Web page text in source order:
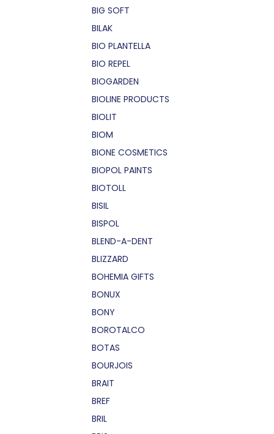
BIG SOFT
BILAK
BIO PLANTELLA
BIO REPEL
BIOGARDEN
BIOLINE PRODUCTS
BIOLIT
BIOM
BIONE COSMETICS
BIOPOL PAINTS
BIOTOLL
BISIL
BISPOL
BLEND-A-DENT
BLIZZARD
BOHEMIA GIFTS
BONUX
BONY
BOROTALCO
BOTAS
BOURJOIS
BRAIT
BREF
BRIL